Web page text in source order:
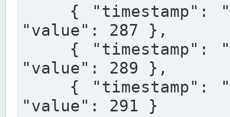
"value": 287 },
"value": 289 },
"value": 291 }